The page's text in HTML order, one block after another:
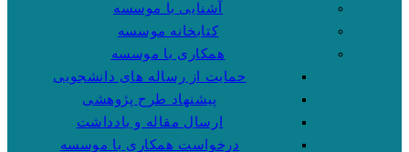
آشنایی با موسسه
کتابخانه موسسه
همکاری با موسسه
حمایت از رساله های دانشجویی
پیشنهاد طرح پژوهشی
ارسال مقاله و یادداشت
درخواست همکاری با موسسه